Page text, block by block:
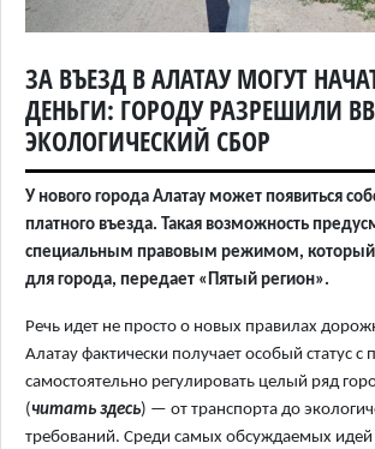
ЗА ВЪЕЗД В АЛАТАУ МОГУТ
ДЕНЬГИ: ГОРОДУ РАЗРЕШИЛИ
ЭКОЛОГИЧЕСКИЙ СБОР
У нового города Алатау может появиться
платного въезда. Такая возможность
специальным правовым режимом, который
для города, передает «Пятый регион».
Речь идет не просто о новых правилах
Алатау фактически получает особый статус с
самостоятельно регулировать целый ряд
(читать здесь) — от транспорта до
требований. Среди самых обсуждаемых